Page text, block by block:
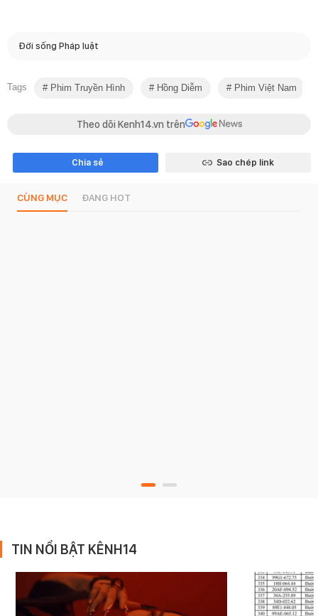
Đời sống Pháp luật
Tags Phim Truyền Hình Hồng Diễm Phim Việt Nam
Theo dõi Kenh14.vn trên
Chia sẻ Sao chép link
CÙNG MỤC ĐANG HOT
TIN NỔI BẬT KÊNH14